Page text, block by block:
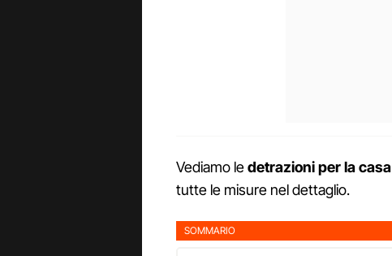
Vediamo ledetrazioni per la casa
tutte le misure nel dettaglio.
SOMMARIO